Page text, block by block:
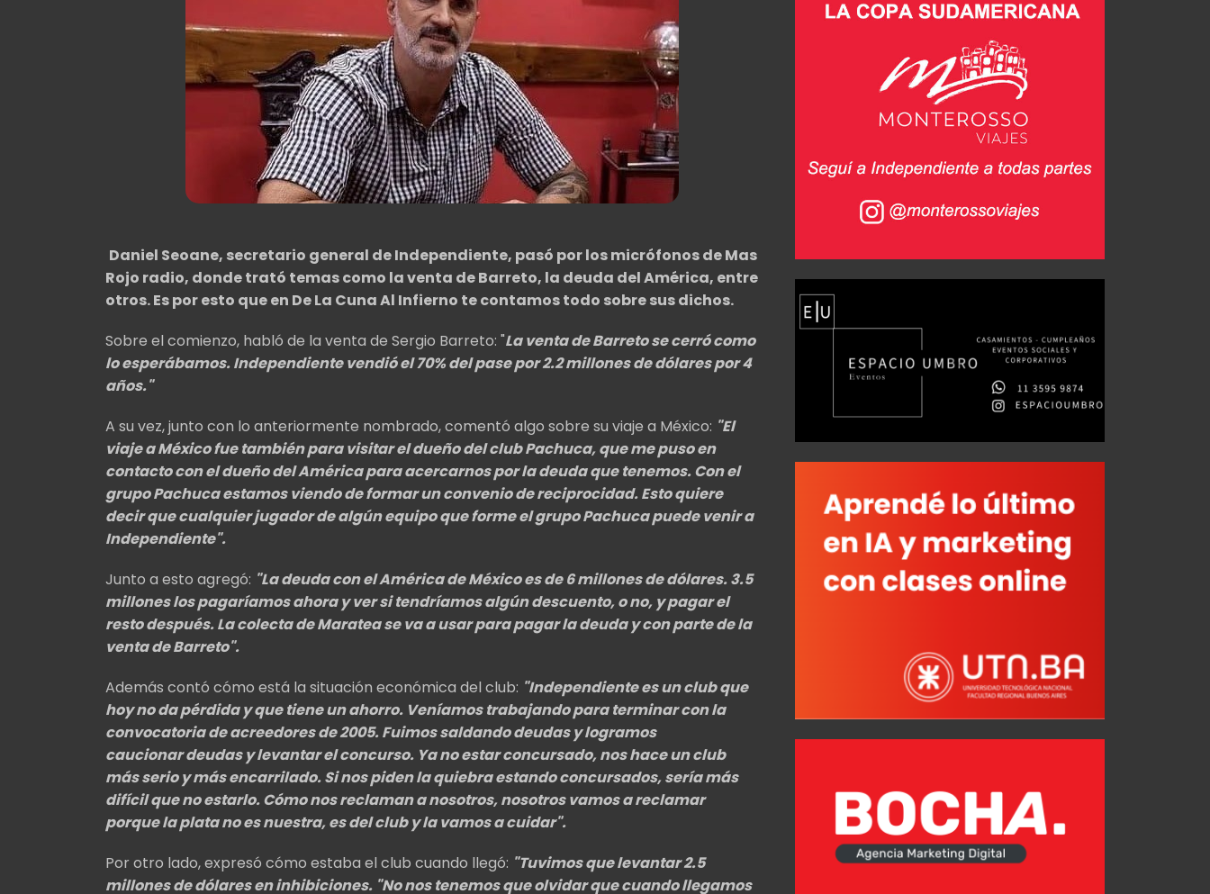
Daniel Seoane, secretario general de Independiente, pasó por los micrófonos de Mas
Rojo radio, donde trató temas como la venta de Barreto, la deuda del América, entre
otros. Es por esto que en De La Cuna Al Infierno te contamos todo sobre sus dichos.
Sobre el comienzo, habló de la venta de Sergio Barreto: "La venta de Barreto se cerró como
lo esperábamos.Independiente vendió el 70% del pase por 2.2 millones de dólares por 4
años."
A su vez, junto con lo anteriormente nombrado, comentó algo sobre su viaje a México: "El
viaje a México fue también para visitar el dueño del club Pachuca, que me puso en
contacto con el dueño del América para acercarnos por la deuda que tenemos.Con el
grupo Pachuca estamos viendo de formar un convenio de reciprocidad.Esto quiere
decir que cualquier jugador de algún equipo que forme el grupo Pachuca puede venir a
Independiente".
Junto a esto agregó: "La deuda con el América de México es de 6 millones de dólares. 3.5
millones los pagaríamos ahora y ver si tendríamos algún descuento, o no, y pagar el
resto después. La colecta de Maratea se va a usar para pagar la deuda y con parte de la
venta de Barreto".
Además contó cómo está la situación económica del club: "Independiente es un club que
hoy no da pérdida y que tiene un ahorro. Veníamos trabajando para terminar con la
convocatoria de acreedores de 2005. Fuimos saldando deudas y logramos
caucionar deudas y levantar el concurso. Ya no estar concursado, nos hace un club
más serio y más encarrilado. Si nos piden la quiebra estando concursados, sería más
difícil que no estarlo. Cómo nos reclaman a nosotros, nosotros vamos a reclamar
porque la plata no es nuestra, es del club y la vamos a cuidar".
Por otro lado, expresó cómo estaba el club cuando llegó: "Tuvimos que levantar 2.5
millones de dólares en inhibiciones. "No nos tenemos que olvidar que cuando llegamos